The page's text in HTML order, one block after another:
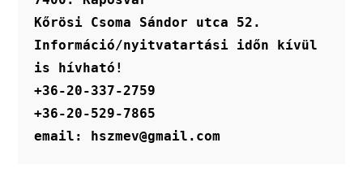
Kőrösi Csoma Sándor utca 52.
Információ/nyitvatartási időn kívül
is hívható!
+36-20-337-2759
+36-20-529-7865
email: hszmev@gmail.com